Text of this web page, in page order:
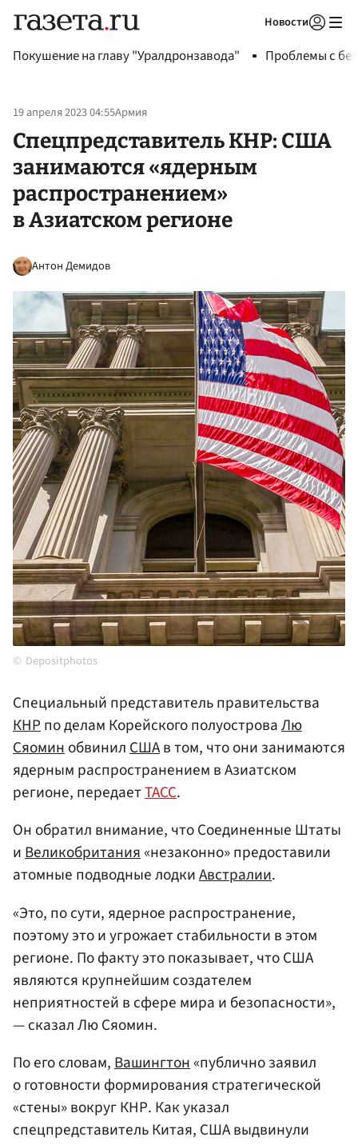
Новости
Покушение на главу "Уралдронзавода" Проблемы с
19 апреля 2023 04:55Армия
Спецпредставитель КНР: США
занимаются «ядерным
распространением»
в Азиатском регионе
Антон Демидов
Depositphotos
Специальный представитель правительства
КНРпо делам Корейского полуостроваЛю
СяоминобвинилСШАв том, что они занимаются
ядерным распространением в Азиатском
регионе, передаетТАСС.
Он обратил внимание, что Соединенные Штаты
иВеликобритания«незаконно» предоставили
атомные подводные лодкиАвстралии.
«Это, по сути, ядерное распространение,
поэтому это и угрожает стабильности в этом
регионе. По факту это показывает, что США
являются крупнейшим создателем
неприятностей в сфере мира и безопасности»,
— сказал Лю Сяомин.
По его словам,Вашингтон«публично заявил
о готовности формирования стратегической
«стены» вокруг КНР. Как указал
спецпредставитель Китая, США выдвинули